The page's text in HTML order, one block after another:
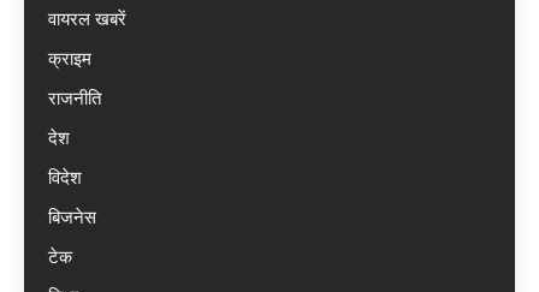
वायरल खबरें
क्राइम
राजनीति
देश
विदेश
बिजनेस
टेक